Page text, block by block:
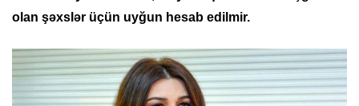
olan şəxslər üçün uyğun hesab edilmir.